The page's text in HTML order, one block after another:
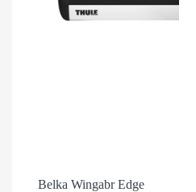
Belka Wingabr Edge